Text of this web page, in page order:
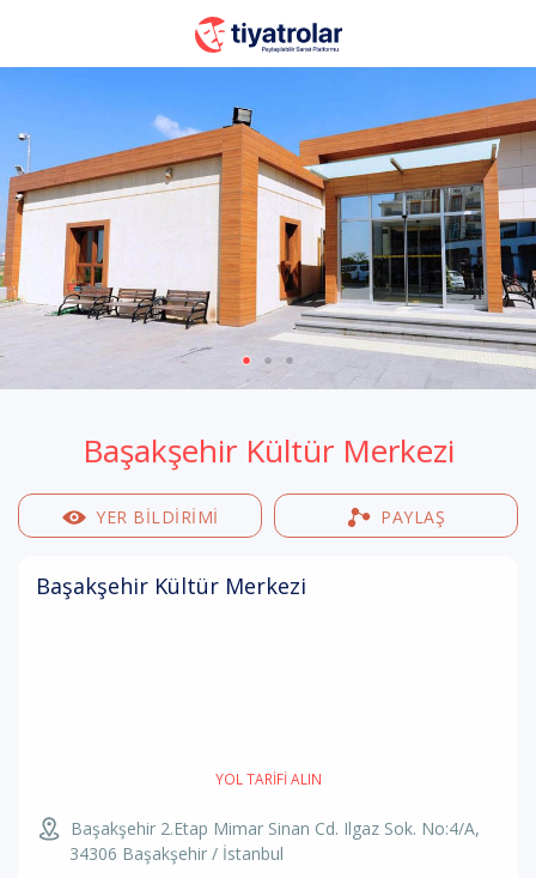
Başakşehir Kültür Merkezi
YER BILDIRIMI PAYLAŞ
Başakşehir Kültür Merkezi
YOL TARIFI ALIN
Başakşehir 2.Etap Mimar Sinan Cd. Ilgaz Sok. No:4/A,
34306 Başakşehir / İstanbul